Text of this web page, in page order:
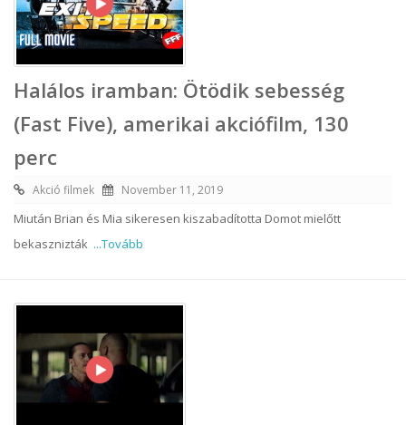
Halálos iramban: Ötödik sebesség
(Fast Five), amerikai akciófilm, 130
perc
Akció filmek November 11, 2019
Miután Brian és Mia sikeresen kiszabadította Domot mielőtt
bekasznizták ...Tovább